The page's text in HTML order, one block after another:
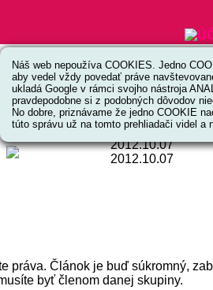
Náš web nepoužíva COOKIES. Jedno
aby vedel vždy povedať práve
ukladá Google v rámci svojho nástroja
pravdepodobne si z podobných dôvodov
No dobre, priznávame že jedno COOKIE
túto správu už na tomto prehliadači videl
kreatívna a efektívna.
2012.10.07
2012.10.07
práva. Článok je buď súkromný,
byť členom danej skupiny.